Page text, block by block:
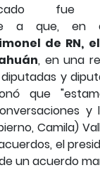
fue
a que, en
de RN,
, en una
y
que
y
Camila)
el
un acuerdo